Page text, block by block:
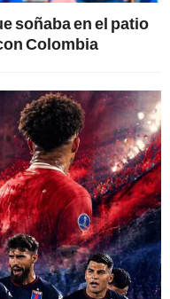
soñaba en el patio
Colombia